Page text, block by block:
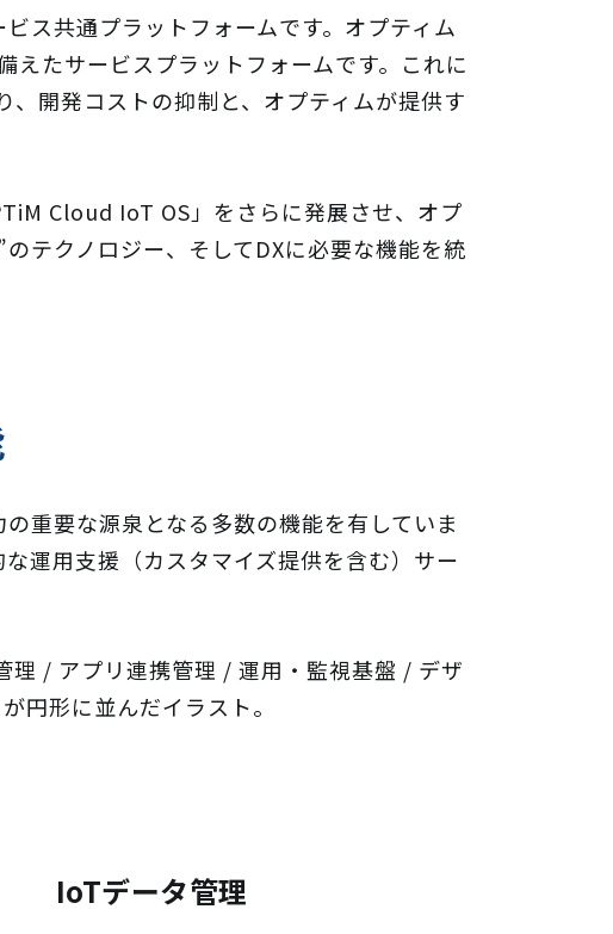
ス共通プラットフォームです。オプティム
えたサービスプラットフォームです。これに
開発コストの抑制と、オプティムが提供す
Cloud IoT OS」をさらに発展させ、オプ
テクノロジー、そしてDXに必要な機能を統
重要な源泉となる多数の機能を有していま
運用支援（カスタマイズ提供を含む）サー
IoTデータ管理